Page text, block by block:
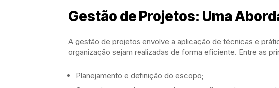
Gestão de Projetos: Uma
A gestão de projetos envolve a aplicação de técnicas e
organização sejam realizadas de forma eficiente. Entre as
Planejamento e definição do escopo;